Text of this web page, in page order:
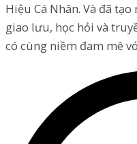
Hiệu Cá Nhân. Và đã
giao lưu, học hỏi và
có cùng niềm đam mê